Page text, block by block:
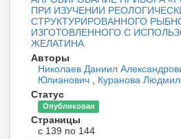
ПРИ ИЗУЧЕНИИ
СТРУКТУРИРОВАННОГО
ИЗГОТОВЛЕННОГО С
ЖЕЛАТИНА
Авторы
Николаев Даниил
Юлианович , Куранова
Статус
Опубликован
Страницы
с 139 по 144